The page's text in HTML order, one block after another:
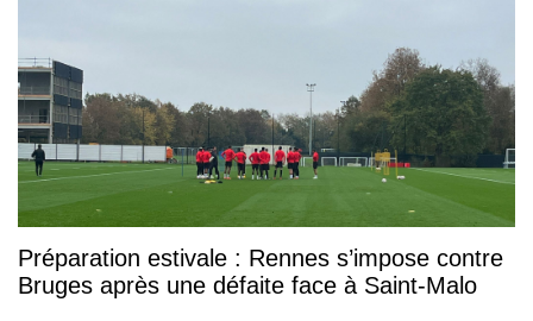
Préparation estivale : Rennes s’impose contre
Bruges après une défaite face à Saint-Malo